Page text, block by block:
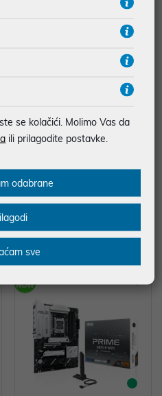
Matična ploča Asus X870-F STRI
X GAMING WIFI, AMD X870, Soc
529,00 €
Dodatnih -5%
Format matične ploče: ATX
Tip memorije: DDR5
se kolačići. Molimo Vas da
ili prilagodite postavke.
odabrane
sve